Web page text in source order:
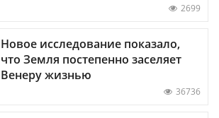
2699
Новое исследование показало,
что Земля постепенно заселяет
Венеру жизнью
36736